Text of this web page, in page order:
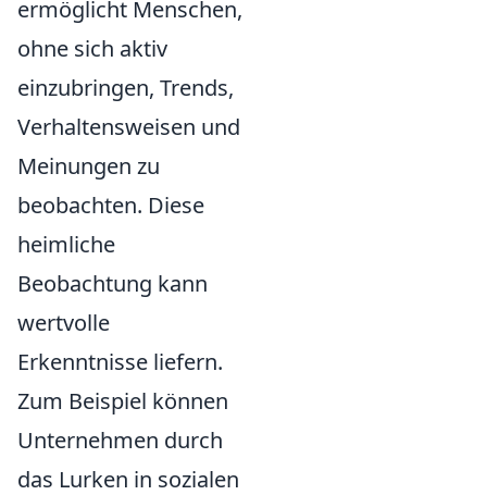
ermöglicht Menschen,
ohne sich aktiv
einzubringen, Trends,
Verhaltensweisen und
Meinungen zu
beobachten. Diese
heimliche
Beobachtung kann
wertvolle
Erkenntnisse liefern.
Zum Beispiel können
Unternehmen durch
das Lurken in sozialen